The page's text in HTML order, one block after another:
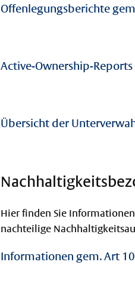
Offenlegungsberichte
Active-Ownership-Reports
Übersicht der
Hier finden Sie
nachteilige
Informationen gem. Art 10